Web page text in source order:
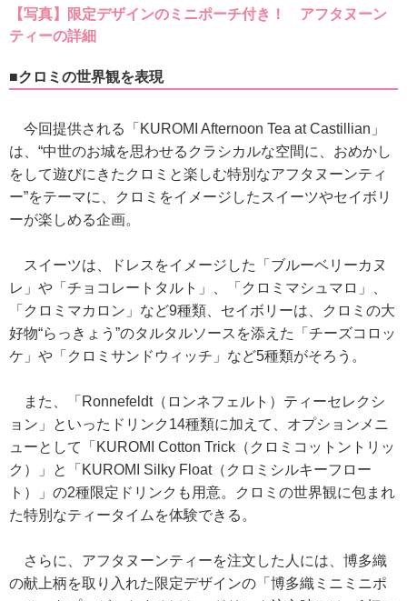
【写真】限定デザインのミニポーチ付き！ アフタヌーン
ティーの詳細
■クロミの世界観を表現
今回提供される「KUROMI Afternoon Tea at Castillian」
は、“中世のお城を思わせるクラシカルな空間に、おめかし
をして遊びにきたクロミと楽しむ特別なアフタヌーンティ
ー”をテーマに、クロミをイメージしたスイーツやセイボリ
ーが楽しめる企画。
スイーツは、ドレスをイメージした「ブルーベリーカヌ
レ」や「チョコレートタルト」、「クロミマシュマロ」、
「クロミマカロン」など9種類、セイボリーは、クロミの大
好物“らっきょう”のタルタルソースを添えた「チーズコロッ
ケ」や「クロミサンドウィッチ」など5種類がそろう。
また、「Ronnefeldt（ロンネフェルト）ティーセレクシ
ョン」といったドリンク14種類に加えて、オプションメニ
ューとして「KUROMI Cotton Trick（クロミコットントリッ
ク）」と「KUROMI Silky Float（クロミシルキーフロー
ト）」の2種限定ドリンクも用意。クロミの世界観に包まれ
た特別なティータイムを体験できる。
さらに、アフタヌーンティーを注文した人には、博多織
の献上柄を取り入れた限定デザインの「博多織ミニミニポ